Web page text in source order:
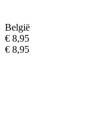
België
€ 8,95
€ 8,95